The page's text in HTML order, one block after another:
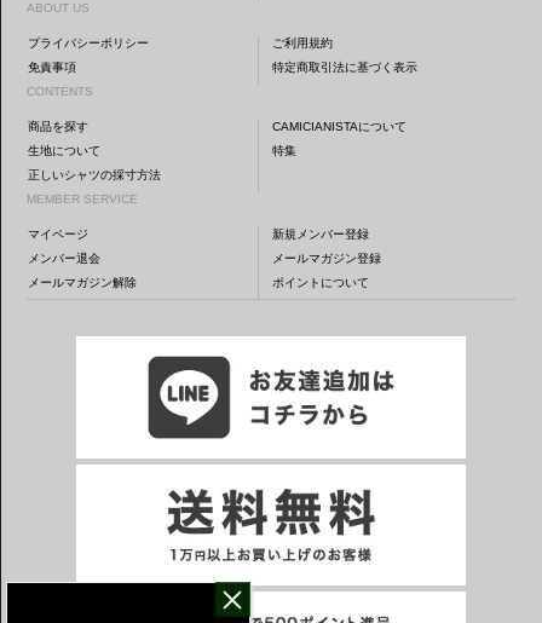
ABOUT US
プライバシーポリシー
ご利用規約
免責事項
特定商取引法に基づく表示
CONTENTS
商品を探す
CAMICIANISTAについて
生地について
特集
正しいシャツの採寸方法
MEMBER SERVICE
マイページ
新規メンバー登録
メンバー退会
メールマガジン登録
メールマガジン解除
ポイントについて